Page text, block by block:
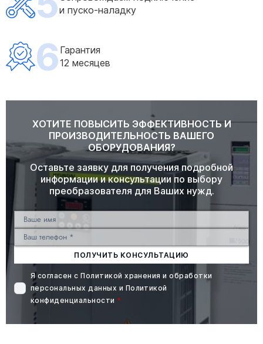
и пуско-наладку
6 Гарантия
12 месяцев
ХОТИТЕ ПОВЫСИТЬ ЭФФЕКТИВНОСТЬ И
ПРОИЗВОДИТЕЛЬНОСТЬ ВАШЕГО
ОБОРУДОВАНИЯ?
Оставьте заявку для получения подробной
информации и консультации по выбору
преобразователя для Ваших нужд.
ПОЛУЧИТЬ КОНСУЛЬТАЦИЮ
Я согласен сПолитикой хранения и обработки
персональных данных и Политикой
конфиденциальности *